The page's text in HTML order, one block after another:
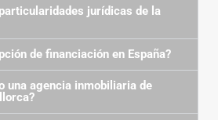
jurídicas de la
de financiación en España?
una agencia inmobiliaria de